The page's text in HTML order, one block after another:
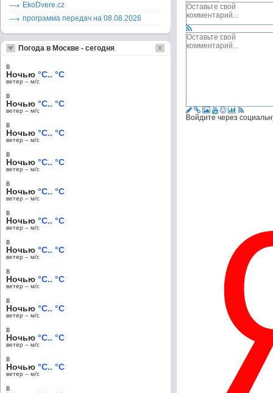
Войдите через
EkoDvere.cz
программа передач на 08.08.2026
Погода в Москве - сегодня
в
Ночью °C.. °C
ветер – м/c
в
Ночью °C.. °C
ветер – м/c
в
Ночью °C.. °C
ветер – м/c
в
Ночью °C.. °C
ветер – м/c
в
Ночью °C.. °C
ветер – м/c
в
Ночью °C.. °C
ветер – м/c
в
Ночью °C.. °C
ветер – м/c
в
Ночью °C.. °C
ветер – м/c
в
Ночью °C.. °C
ветер – м/c
в
Ночью °C.. °C
ветер – м/c
в
Ночью °C.. °C
ветер – м/c
в